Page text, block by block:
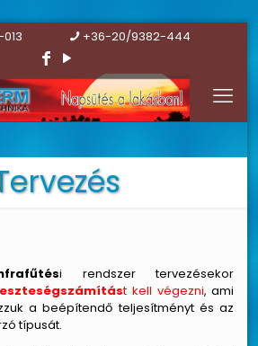
+36-20/9382-444
i rendszer tervezésekor
t kell végezni, ami
a beépítendő teljesítményt és az
típusát.